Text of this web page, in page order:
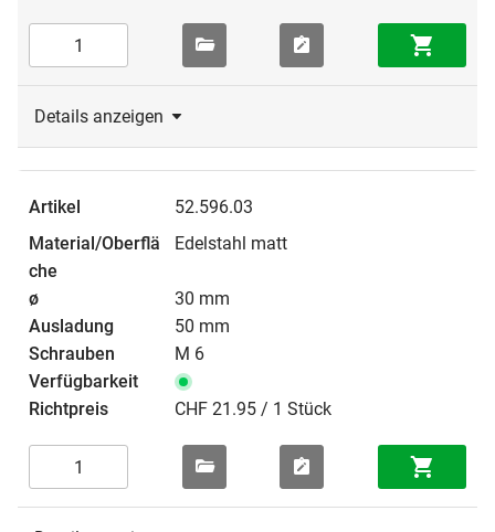
Details anzeigen
52.596.03
Edelstahl matt
30 mm
50 mm
M 6
CHF 21.95 / 1 Stück